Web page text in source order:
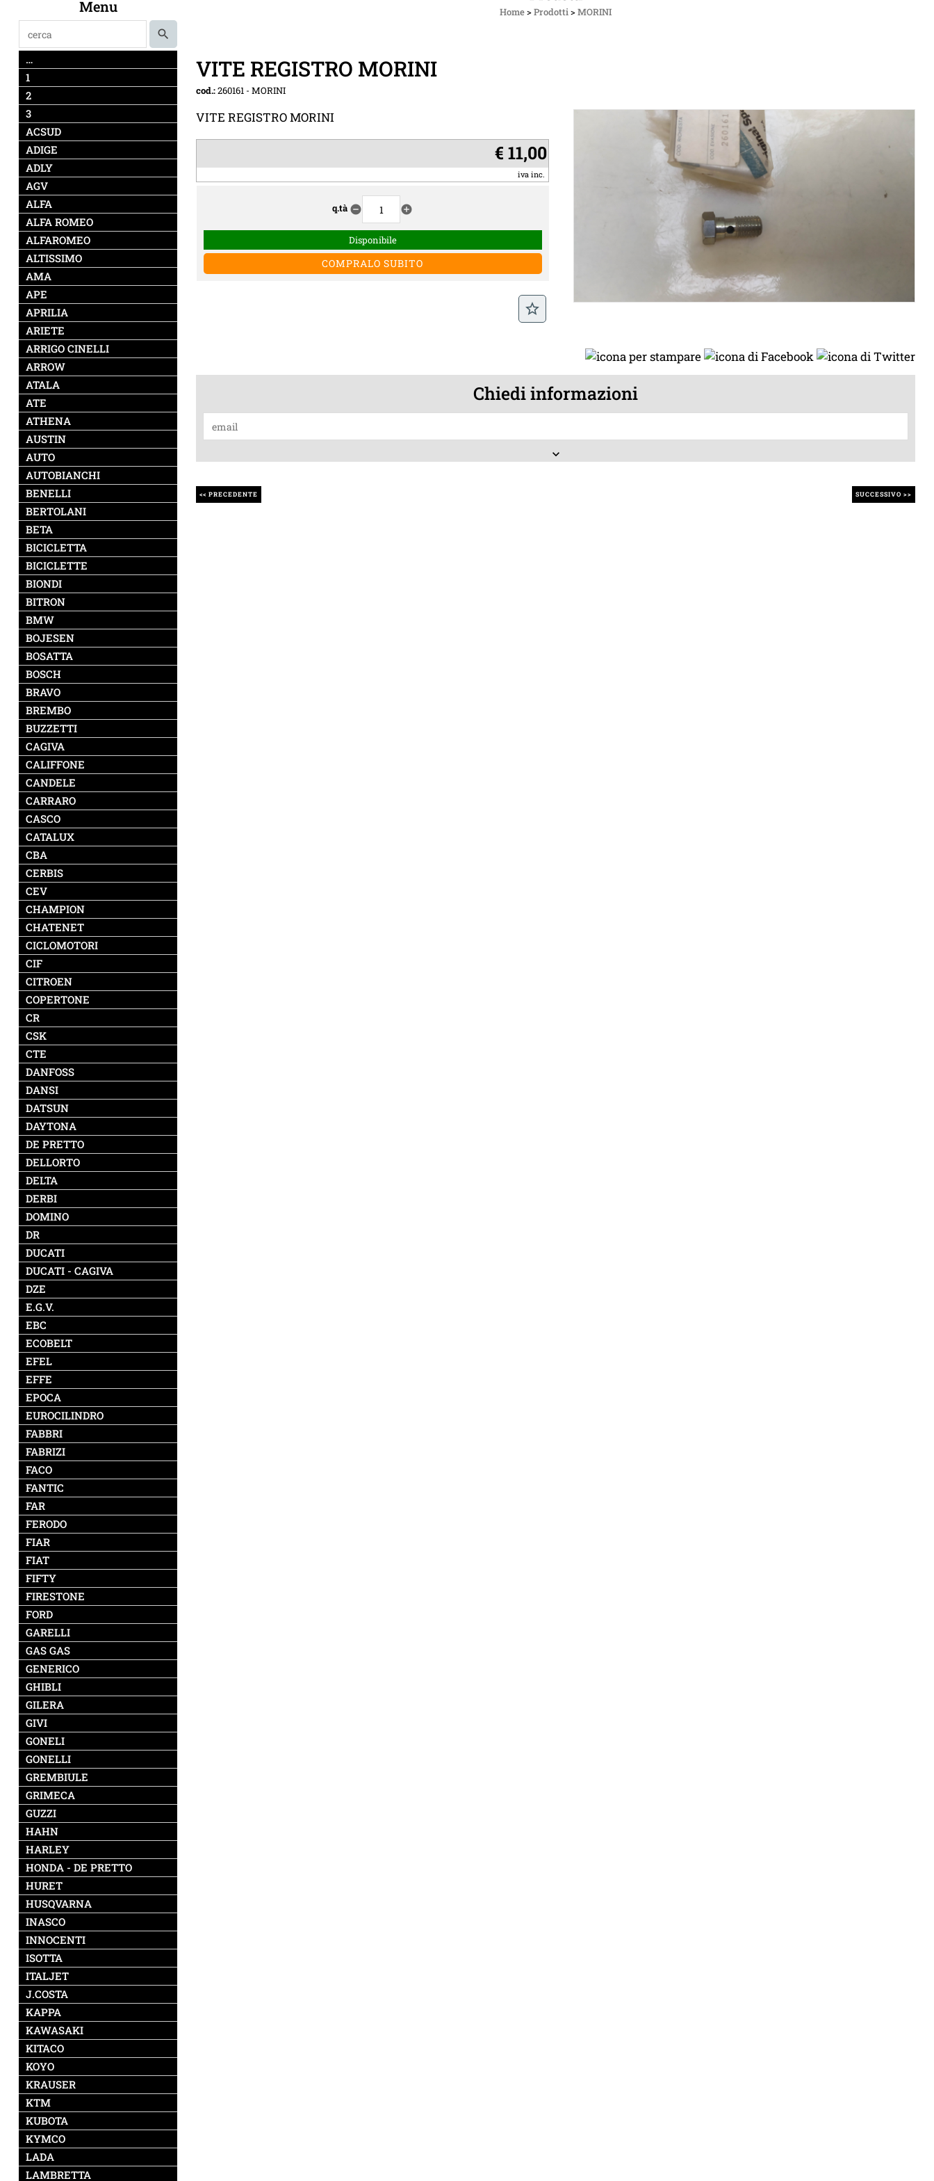
Menu
…
1
2
3
ACSUD
ADIGE
ADLY
AGV
ALFA
ALFA ROMEO
ALFAROMEO
ALTISSIMO
AMA
APE
APRILIA
ARIETE
ARRIGO CINELLI
ARROW
ATALA
ATE
ATHENA
AUSTIN
AUTO
AUTOBIANCHI
BENELLI
BERTOLANI
BETA
BICICLETTA
BICICLETTE
BIONDI
BITRON
BMW
BOJESEN
BOSATTA
BOSCH
BRAVO
BREMBO
BUZZETTI
CAGIVA
CALIFFONE
CANDELE
CARRARO
CASCO
CATALUX
CBA
CERBIS
CEV
CHAMPION
CHATENET
CICLOMOTORI
CIF
CITROEN
COPERTONE
CR
CSK
CTE
DANFOSS
DANSI
DATSUN
DAYTONA
DE PRETTO
DELLORTO
DELTA
DERBI
DOMINO
DR
DUCATI
DUCATI - CAGIVA
DZE
E.G.V.
EBC
ECOBELT
EFEL
EFFE
EPOCA
EUROCILINDRO
FABBRI
FABRIZI
FACO
FANTIC
FAR
FERODO
FIAR
FIAT
FIFTY
FIRESTONE
FORD
GARELLI
GAS GAS
GENERICO
GHIBLI
GILERA
GIVI
GONELI
GONELLI
GREMBIULE
GRIMECA
GUZZI
HAHN
HARLEY
HONDA - DE PRETTO
HURET
HUSQVARNA
INASCO
INNOCENTI
ISOTTA
ITALJET
J.COSTA
KAPPA
KAWASAKI
KITACO
KOYO
KRAUSER
KTM
KUBOTA
KYMCO
LADA
LAMBRETTA
Home>Prodotti>MORINI
VITE REGISTRO MORINI
cod.:260161 -MORINI
VITE REGISTRO MORINI
€ 11,00
iva inc.
q.tà remove_circle add_circle
Disponibile
star_border
Chiedi informazioni
keyboard_arrow_down
<< PRECEDENTE SUCCESSIVO >>